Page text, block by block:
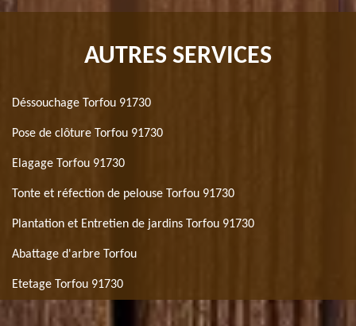
AUTRES SERVICES
Déssouchage Torfou 91730
Pose de clôture Torfou 91730
Elagage Torfou 91730
Tonte et réfection de pelouse Torfou 91730
Plantation et Entretien de jardins Torfou 91730
Abattage d'arbre Torfou
Etetage Torfou 91730